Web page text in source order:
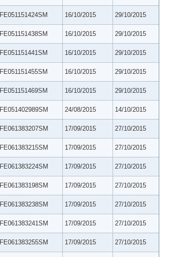
FE051151424SM 16/10/2015 29/10/2015
FE051151438SM 16/10/2015 29/10/2015
FE051151441SM 16/10/2015 29/10/2015
FE051151455SM 16/10/2015 29/10/2015
FE051151469SM 16/10/2015 29/10/2015
FE051402989SM 24/08/2015 14/10/2015
FE061383207SM 17/09/2015 27/10/2015
FE061383215SM 17/09/2015 27/10/2015
FE061383224SM 17/09/2015 27/10/2015
FE061383198SM 17/09/2015 27/10/2015
FE061383238SM 17/09/2015 27/10/2015
FE061383241SM 17/09/2015 27/10/2015
FE061383255SM 17/09/2015 27/10/2015